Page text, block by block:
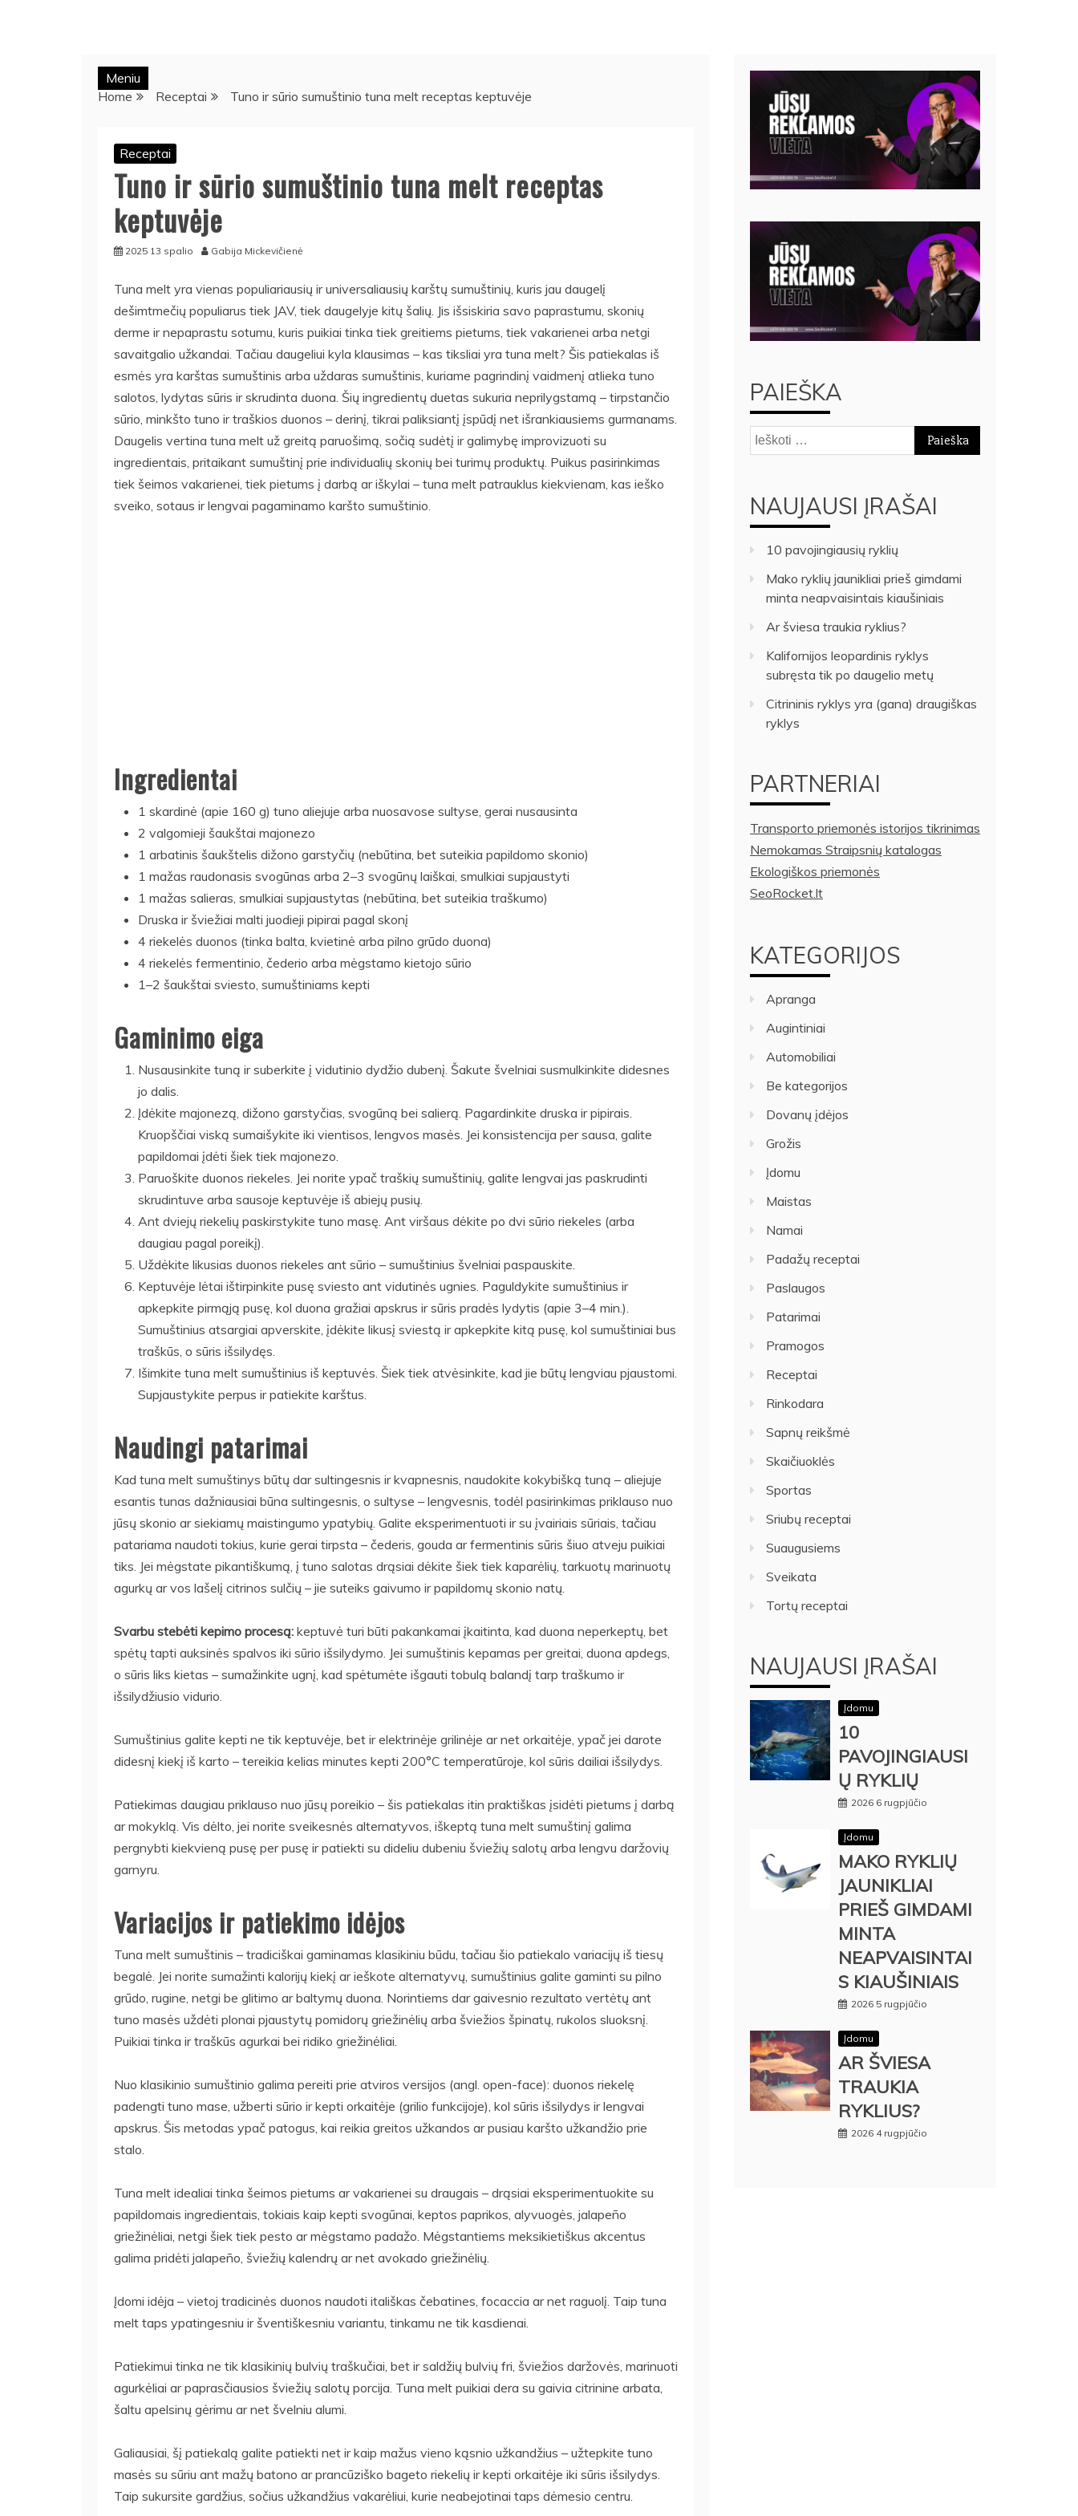
Meniu
Home
Receptai Tuno ir sūrio sumuštinio tuna melt receptas keptuvėje
Receptai
Tuno ir sūrio sumuštinio tuna melt receptas
keptuvėje
2025 13 spalio Gabija Mickevičienė
Tuna melt yra vienas populiariausių ir universaliausių karštų sumuštinių, kuris jau daugelį
dešimtmečių populiarus tiek JAV, tiek daugelyje kitų šalių. Jis išsiskiria savo paprastumu, skonių
derme ir nepaprastu sotumu, kuris puikiai tinka tiek greitiems pietums, tiek vakarienei arba netgi
savaitgalio užkandai. Tačiau daugeliui kyla klausimas – kas tiksliai yra tuna melt? Šis patiekalas iš
esmės yra karštas sumuštinis arba uždaras sumuštinis, kuriame pagrindinį vaidmenį atlieka tuno
salotos, lydytas sūris ir skrudinta duona. Šių ingredientų duetas sukuria neprilygstamą – tirpstančio
sūrio, minkšto tuno ir traškios duonos – derinį, tikrai paliksiantį įspūdį net išrankiausiems gurmanams.
Daugelis vertina tuna melt už greitą paruošimą, sočią sudėtį ir galimybę improvizuoti su
ingredientais, pritaikant sumuštinį prie individualių skonių bei turimų produktų. Puikus pasirinkimas
tiek šeimos vakarienei, tiek pietums į darbą ar iškylai – tuna melt patrauklus kiekvienam, kas ieško
sveiko, sotaus ir lengvai pagaminamo karšto sumuštinio.
Ingredientai
1 skardinė (apie 160 g) tuno aliejuje arba nuosavose sultyse, gerai nusausinta
2 valgomieji šaukštai majonezo
1 arbatinis šaukštelis dižono garstyčių (nebūtina, bet suteikia papildomo skonio)
1 mažas raudonasis svogūnas arba 2–3 svogūnų laiškai, smulkiai supjaustyti
1 mažas salieras, smulkiai supjaustytas (nebūtina, bet suteikia traškumo)
Druska ir šviežiai malti juodieji pipirai pagal skonį
4 riekelės duonos (tinka balta, kvietinė arba pilno grūdo duona)
4 riekelės fermentinio, čederio arba mėgstamo kietojo sūrio
1–2 šaukštai sviesto, sumuštiniams kepti
Gaminimo eiga
Nusausinkite tuną ir suberkite į vidutinio dydžio dubenį. Šakute švelniai susmulkinkite didesnes
jo dalis.
Įdėkite majonezą, dižono garstyčias, svogūną bei salierą. Pagardinkite druska ir pipirais.
Kruopščiai viską sumaišykite iki vientisos, lengvos masės. Jei konsistencija per sausa, galite
papildomai įdėti šiek tiek majonezo.
Paruoškite duonos riekeles. Jei norite ypač traškių sumuštinių, galite lengvai jas paskrudinti
skrudintuve arba sausoje keptuvėje iš abiejų pusių.
Ant dviejų riekelių paskirstykite tuno masę. Ant viršaus dėkite po dvi sūrio riekeles (arba
daugiau pagal poreikį).
Uždėkite likusias duonos riekeles ant sūrio – sumuštinius švelniai paspauskite.
Keptuvėje lėtai ištirpinkite pusę sviesto ant vidutinės ugnies. Paguldykite sumuštinius ir
apkepkite pirmąją pusę, kol duona gražiai apskrus ir sūris pradės lydytis (apie 3–4 min.).
Sumuštinius atsargiai apverskite, įdėkite likusį sviestą ir apkepkite kitą pusę, kol sumuštiniai bus
traškūs, o sūris išsilydęs.
Išimkite tuna melt sumuštinius iš keptuvės. Šiek tiek atvėsinkite, kad jie būtų lengviau pjaustomi.
Supjaustykite perpus ir patiekite karštus.
Naudingi patarimai
Kad tuna melt sumuštinys būtų dar sultingesnis ir kvapnesnis, naudokite kokybišką tuną – aliejuje
esantis tunas dažniausiai būna sultingesnis, o sultyse – lengvesnis, todėl pasirinkimas priklauso nuo
jūsų skonio ar siekiamų maistingumo ypatybių. Galite eksperimentuoti ir su įvairiais sūriais, tačiau
patariama naudoti tokius, kurie gerai tirpsta – čederis, gouda ar fermentinis sūris šiuo atveju puikiai
tiks. Jei mėgstate pikantiškumą, į tuno salotas drąsiai dėkite šiek tiek kaparėlių, tarkuotų marinuotų
agurkų ar vos lašelį citrinos sulčių – jie suteiks gaivumo ir papildomų skonio natų.
Svarbu stebėti kepimo procesą: keptuvė turi būti pakankamai įkaitinta, kad duona neperkeptų, bet
spėtų tapti auksinės spalvos iki sūrio išsilydymo. Jei sumuštinis kepamas per greitai, duona apdegs,
o sūris liks kietas – sumažinkite ugnį, kad spėtumėte išgauti tobulą balandį tarp traškumo ir
išsilydžiusio vidurio.
Sumuštinius galite kepti ne tik keptuvėje, bet ir elektrinėje grilinėje ar net orkaitėje, ypač jei darote
didesnį kiekį iš karto – tereikia kelias minutes kepti 200°C temperatūroje, kol sūris dailiai išsilydys.
Patiekimas daugiau priklauso nuo jūsų poreikio – šis patiekalas itin praktiškas įsidėti pietums į darbą
ar mokyklą. Vis dėlto, jei norite sveikesnės alternatyvos, iškeptą tuna melt sumuštinį galima
pergnybti kiekvieną pusę per pusę ir patiekti su dideliu dubeniu šviežių salotų arba lengvu daržovių
garnyru.
Variacijos ir patiekimo idėjos
Tuna melt sumuštinis – tradiciškai gaminamas klasikiniu būdu, tačiau šio patiekalo variacijų iš tiesų
begalė. Jei norite sumažinti kalorijų kiekį ar ieškote alternatyvų, sumuštinius galite gaminti su pilno
grūdo, rugine, netgi be glitimo ar baltymų duona. Norintiems dar gaivesnio rezultato vertėtų ant
tuno masės uždėti plonai pjaustytų pomidorų griežinėlių arba šviežios špinatų, rukolos sluoksnį.
Puikiai tinka ir traškūs agurkai bei ridiko griežinėliai.
Nuo klasikinio sumuštinio galima pereiti prie atviros versijos (angl. open-face): duonos riekelę
padengti tuno mase, užberti sūrio ir kepti orkaitėje (grilio funkcijoje), kol sūris išsilydys ir lengvai
apskrus. Šis metodas ypač patogus, kai reikia greitos užkandos ar pusiau karšto užkandžio prie
stalo.
Tuna melt idealiai tinka šeimos pietums ar vakarienei su draugais – drąsiai eksperimentuokite su
papildomais ingredientais, tokiais kaip kepti svogūnai, keptos paprikos, alyvuogės, jalapeño
griežinėliai, netgi šiek tiek pesto ar mėgstamo padažo. Mėgstantiems meksikietiškus akcentus
galima pridėti jalapeño, šviežių kalendrų ar net avokado griežinėlių.
Įdomi idėja – vietoj tradicinės duonos naudoti itališkas čebatines, focaccia ar net raguolį. Taip tuna
melt taps ypatingesniu ir šventiškesniu variantu, tinkamu ne tik kasdienai.
Patiekimui tinka ne tik klasikinių bulvių traškučiai, bet ir saldžių bulvių fri, šviežios daržovės, marinuoti
agurkėliai ar paprasčiausios šviežių salotų porcija. Tuna melt puikiai dera su gaivia citrinine arbata,
šaltu apelsinų gėrimu ar net švelniu alumi.
Galiausiai, šį patiekalą galite patiekti net ir kaip mažus vieno kąsnio užkandžius – užtepkite tuno
masės su sūriu ant mažų batono ar prancūziško bageto riekelių ir kepti orkaitėje iki sūris išsilydys.
Taip sukursite gardžius, sočius užkandžius vakarėliui, kurie neabejotinai taps dėmesio centru.
PAIEŠKA
Ieškoti:
NAUJAUSI ĮRAŠAI
10 pavojingiausių ryklių
Mako ryklių jaunikliai prieš gimdami
minta neapvaisintais kiaušiniais
Ar šviesa traukia ryklius?
Kalifornijos leopardinis ryklys
subręsta tik po daugelio metų
Citrininis ryklys yra (gana) draugiškas
ryklys
PARTNERIAI
Transporto priemonės istorijos tikrinimas
Nemokamas Straipsnių katalogas
Ekologiškos priemonės
SeoRocket.lt
KATEGORIJOS
Apranga
Augintiniai
Automobiliai
Be kategorijos
Dovanų įdėjos
Grožis
Įdomu
Maistas
Namai
Padažų receptai
Paslaugos
Patarimai
Pramogos
Receptai
Rinkodara
Sapnų reikšmė
Skaičiuoklės
Sportas
Sriubų receptai
Suaugusiems
Sveikata
Tortų receptai
NAUJAUSI ĮRAŠAI
Įdomu
10
PAVOJINGIAUSI
Ų RYKLIŲ
2026 6 rugpjūčio
Įdomu
MAKO RYKLIŲ
JAUNIKLIAI
PRIEŠ GIMDAMI
MINTA
NEAPVAISINTAI
S KIAUŠINIAIS
2026 5 rugpjūčio
Įdomu
AR ŠVIESA
TRAUKIA
RYKLIUS?
2026 4 rugpjūčio